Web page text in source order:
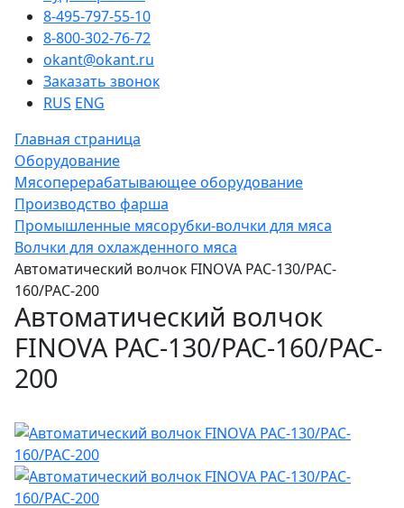
8-495-797-55-10
8-800-302-76-72
okant@okant.ru
Заказать звонок
RUS ENG
Главная страница
Оборудование
Мясоперерабатывающее оборудование
Производство фарша
Промышленные мясорубки-волчки для мяса
Волчки для охлажденного мяса
Автоматический волчок FINOVA PAC-130/PAC-
160/PAC-200
Автоматический волчок
FINOVA PAC-130/PAC-160/PAC-
200